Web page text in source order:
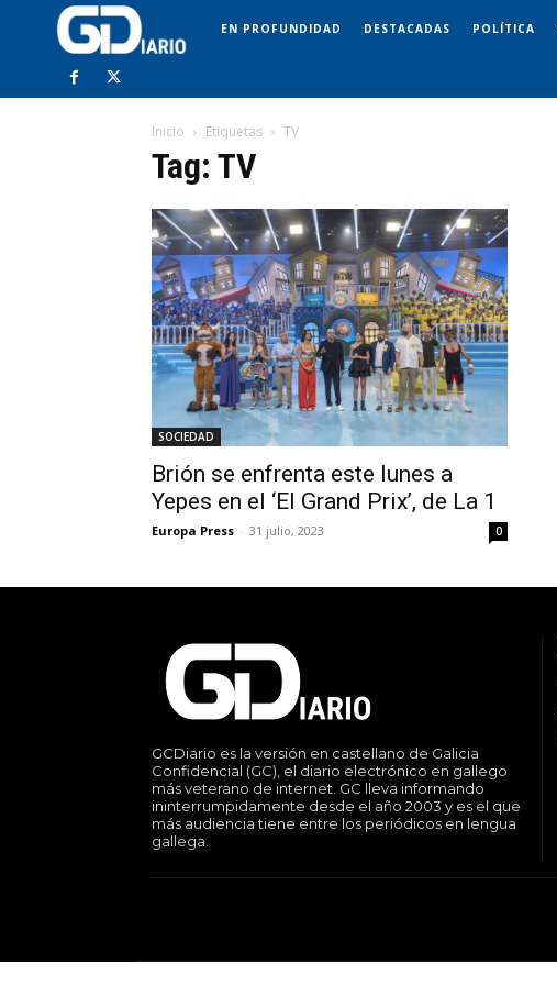
EN PROFUNDIDAD DESTACADAS POLÍTICA
Inicio Etiquetas TV
Tag: TV
SOCIEDAD
Brión se enfrenta este lunes a
Yepes en el ‘El Grand Prix’, de La 1
Europa Press - 31 julio, 2023 0
GCDiario es la versión en castellano de Galicia
Confidencial (GC), el diario electrónico en gallego
más veterano de internet. GC lleva informando
ininterrumpidamente desde el año 2003 y es el que
más audiencia tiene entre los periódicos en lengua
gallega.